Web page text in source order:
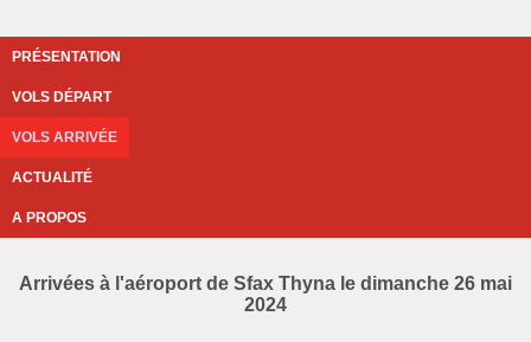
PRÉSENTATION
VOLS DÉPART
VOLS ARRIVÉE
ACTUALITÉ
A PROPOS
Arrivées à l'aéroport de Sfax Thyna le dimanche 26 mai
2024